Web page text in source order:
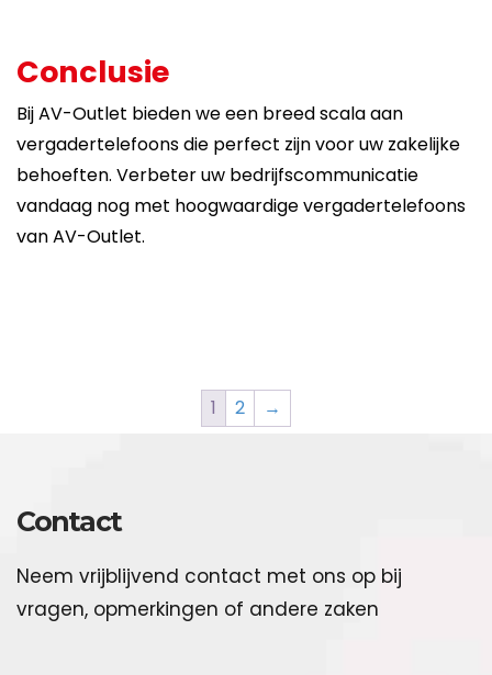
Conclusie
Bij AV-Outlet bieden we een breed scala aan
vergadertelefoons die perfect zijn voor uw zakelijke
behoeften. Verbeter uw bedrijfscommunicatie
vandaag nog met hoogwaardige vergadertelefoons
van AV-Outlet.
1 2 →
Contact
Neem vrijblijvend contact met ons op bij
vragen, opmerkingen of andere zaken